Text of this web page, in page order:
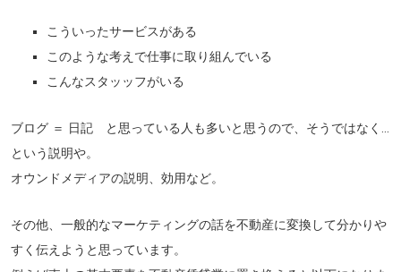
こういったサービスがある
このような考えで仕事に取り組んでいる
こんなスタッッフがいる
ブログ ＝ 日記 と思っている人も多いと思うので、そうではなく...
という説明や。
オウンドメディアの説明、効用など。
その他、一般的なマーケティングの話を不動産に変換して分かりや
すく伝えようと思っています。